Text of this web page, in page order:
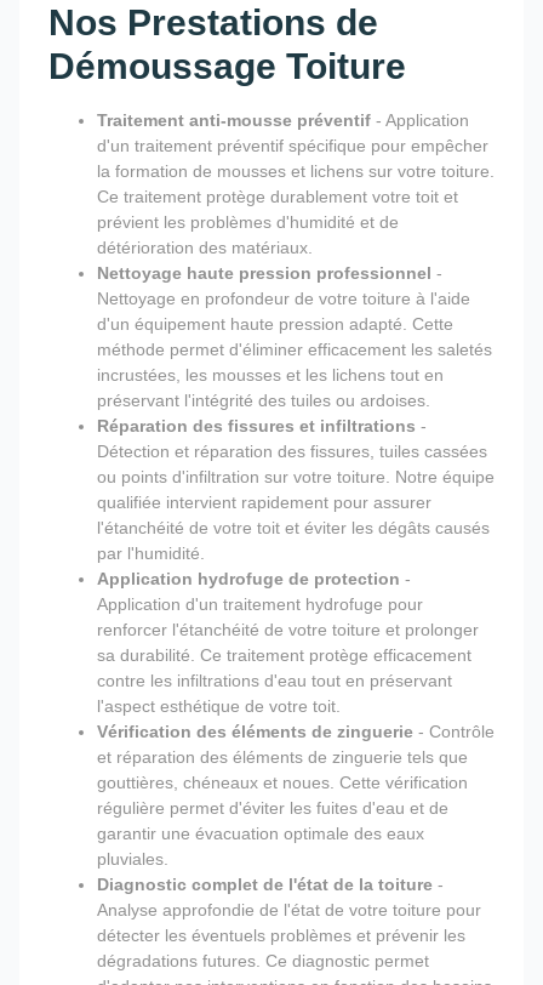
Nos Prestations de
Démoussage Toiture
Traitement anti-mousse préventif - Application
d'un traitement préventif spécifique pour empêcher
la formation de mousses et lichens sur votre toiture.
Ce traitement protège durablement votre toit et
prévient les problèmes d'humidité et de
détérioration des matériaux.
Nettoyage haute pression professionnel -
Nettoyage en profondeur de votre toiture à l'aide
d'un équipement haute pression adapté. Cette
méthode permet d'éliminer efficacement les saletés
incrustées, les mousses et les lichens tout en
préservant l'intégrité des tuiles ou ardoises.
Réparation des fissures et infiltrations -
Détection et réparation des fissures, tuiles cassées
ou points d'infiltration sur votre toiture. Notre équipe
qualifiée intervient rapidement pour assurer
l'étanchéité de votre toit et éviter les dégâts causés
par l'humidité.
Application hydrofuge de protection -
Application d'un traitement hydrofuge pour
renforcer l'étanchéité de votre toiture et prolonger
sa durabilité. Ce traitement protège efficacement
contre les infiltrations d'eau tout en préservant
l'aspect esthétique de votre toit.
Vérification des éléments de zinguerie - Contrôle
et réparation des éléments de zinguerie tels que
gouttières, chéneaux et noues. Cette vérification
régulière permet d'éviter les fuites d'eau et de
garantir une évacuation optimale des eaux
pluviales.
Diagnostic complet de l'état de la toiture -
Analyse approfondie de l'état de votre toiture pour
détecter les éventuels problèmes et prévenir les
dégradations futures. Ce diagnostic permet